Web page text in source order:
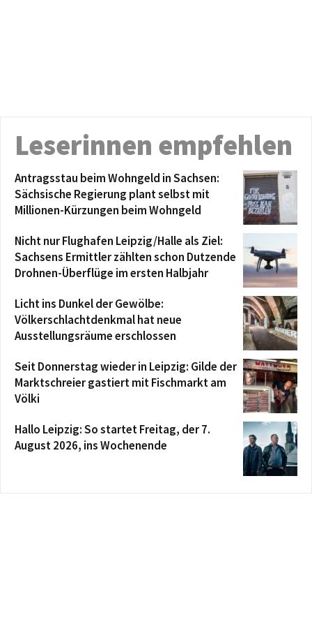
Leserinnen empfehlen
Antragsstau beim Wohngeld in Sachsen:
Sächsische Regierung plant selbst mit
Millionen-Kürzungen beim Wohngeld
Nicht nur Flughafen Leipzig/Halle als Ziel:
Sachsens Ermittler zählten schon Dutzende
Drohnen-Überflüge im ersten Halbjahr
Licht ins Dunkel der Gewölbe:
Völkerschlachtdenkmal hat neue
Ausstellungsräume erschlossen
Seit Donnerstag wieder in Leipzig: Gilde der
Marktschreier gastiert mit Fischmarkt am
Völki
Hallo Leipzig: So startet Freitag, der 7.
August 2026, ins Wochenende